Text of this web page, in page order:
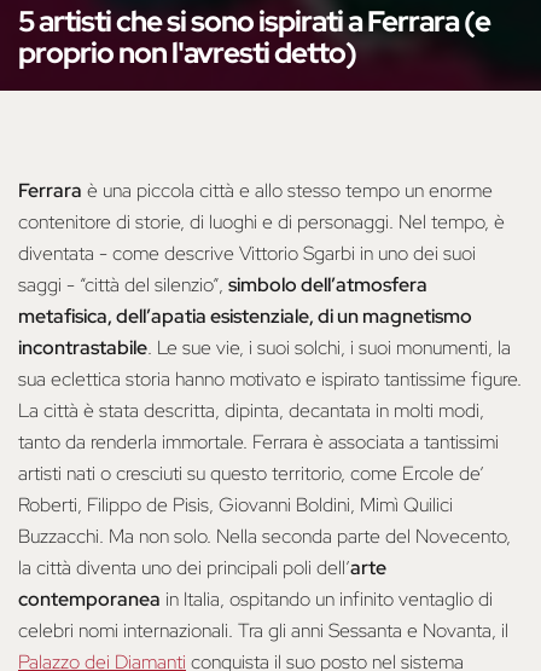
5 artisti che si sono ispirati a Ferrara (e
proprio non l'avresti detto)
Ferrara è una piccola città e allo stesso tempo un enorme
contenitore di storie, di luoghi e di personaggi. Nel tempo, è
diventata - come descrive Vittorio Sgarbi in uno dei suoi
saggi - “città del silenzio”, simbolo dell’atmosfera
metafisica, dell’apatia esistenziale, di un magnetismo
incontrastabile. Le sue vie, i suoi solchi, i suoi monumenti, la
sua eclettica storia hanno motivato e ispirato tantissime figure.
La città è stata descritta, dipinta, decantata in molti modi,
tanto da renderla immortale. Ferrara è associata a tantissimi
artisti nati o cresciuti su questo territorio, come Ercole de’
Roberti, Filippo de Pisis, Giovanni Boldini, Mimì Quilici
Buzzacchi. Ma non solo. Nella seconda parte del Novecento,
la città diventa uno dei principali poli dell’arte
contemporanea in Italia, ospitando un infinito ventaglio di
celebri nomi internazionali. Tra gli anni Sessanta e Novanta, il
Palazzo dei Diamanti conquista il suo posto nel sistema